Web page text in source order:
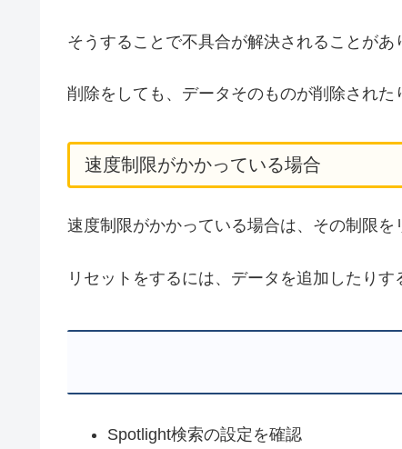
そうすることで不具合が解決されることがあ
削除をしても、データそのものが削除された
速度制限がかかっている場合
速度制限がかかっている場合は、その制限を
リセットをするには、データを追加したりす
Spotlight検索の設定を確認